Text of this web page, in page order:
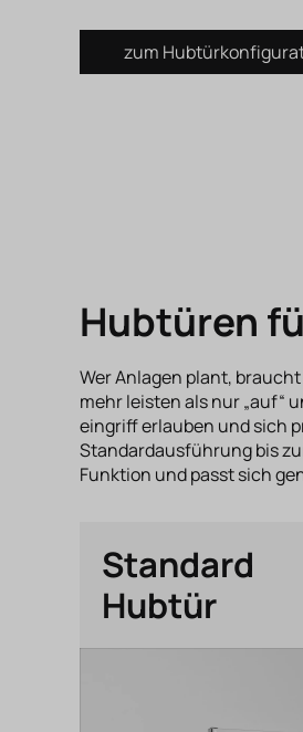
zum
Hubtüren
Wer Anlagen plant,
mehr leisten als nur „auf“
eingriff erlauben und sich
Standardausführung bis
Funktion und passt sich
Standard
Hubtür